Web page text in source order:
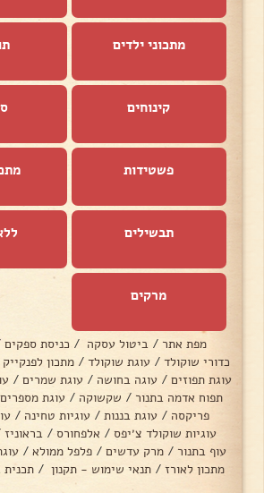
מתכוני ילדים
קינוחים
פשטידות
תבשילים
מרקים
מפת אתר / ביטול עסקה / כניסת ספקים
כדורי שוקולד / עוגת שוקולד / מתכון לפנקייק
עוגת תפוזים / עוגה בחושה / עוגת שמרים /
תפוח אדמה בתנור / שקשוקה / עוגת מספרים
פריקסה / עוגת בננות / עוגיות טחינה /
עוגיות שוקולד צ׳יפס / אלפחורס / בראוניז
עוף בתנור / מרק עדשים / פלפל ממולא /
מתכון לאורז / תנאי שימוש - תקנון / תכנית